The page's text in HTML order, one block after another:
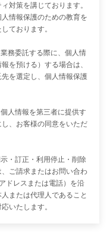
対策を講じております。
情報保護のための教育を
ております。
務委託する際に、個人情
を預ける）する場合は、
を選定し、個人情報保護
人情報を第三者に提供す
、お客様の同意をいただ
・訂正・利用停止・削除
ご請求またはお問い合わ
ドレスまたは電話）を沿
または代理人であること
いたします。